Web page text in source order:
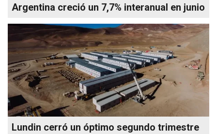
Argentina creció un 7,7% interanual en junio
Lundin cerró un óptimo segundo trimestre